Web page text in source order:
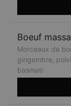
Boeuf
Morceaux de
gingembre,
basmati